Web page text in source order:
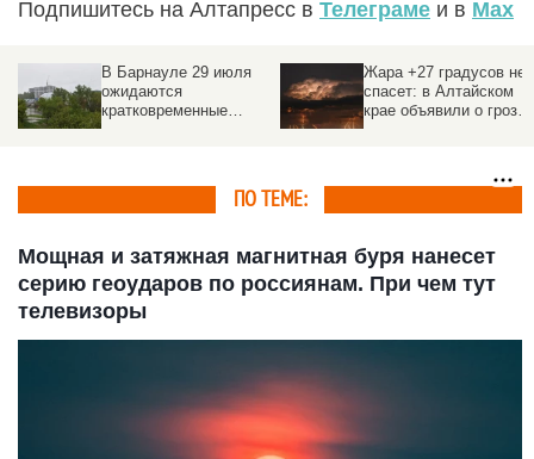
Подпишитесь на Алтапресс в Телеграме и в Max
Жара +27 градусов не
спасет: в Алтайском
крае объявили о грозах
Жара до +32 и дожди с
грозами: прогноз
погоды в Алтайском
ПО ТЕМЕ:
Мощная и затяжная магнитная буря нанесет
серию геоударов по россиянам. При чем тут
телевизоры